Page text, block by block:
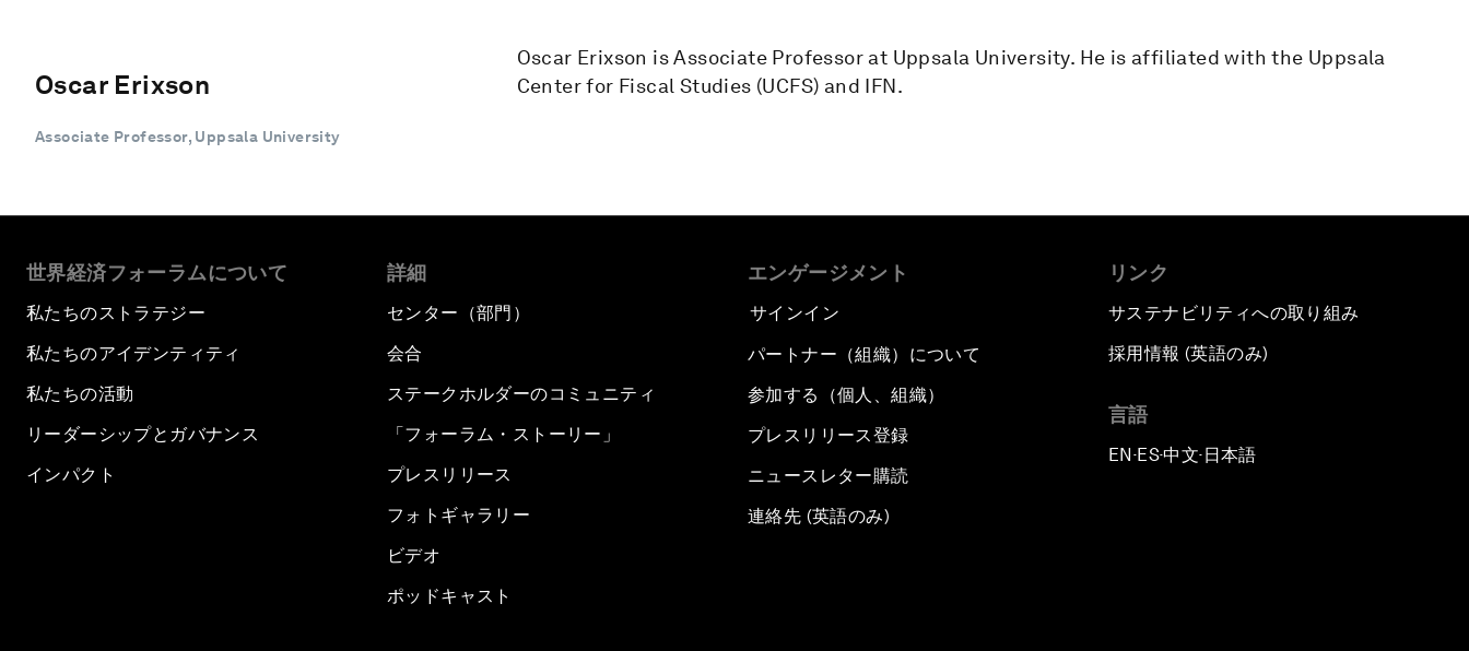
Oscar Erixson
Associate Professor, Uppsala University
Oscar Erixson is Associate Professor at Uppsala University. He is affiliated with the Uppsala
Center for Fiscal Studies (UCFS) and IFN.
世界経済フォーラムについて
私たちのストラテジー
私たちのアイデンティティ
私たちの活動
リーダーシップとガバナンス
インパクト
詳細
センター（部門）
会合
ステークホルダーのコミュニティ
「フォーラム・ストーリー」
プレスリリース
フォトギャラリー
ビデオ
ポッドキャスト
エンゲージメント
サインイン
パートナー（組織）について
参加する（個人、組織）
プレスリリース登録
ニュースレター購読
連絡先 (英語のみ)
リンク
サステナビリティへの取り組み
採用情報 (英語のみ)
言語
EN ▪ES▪中文▪ 日本語